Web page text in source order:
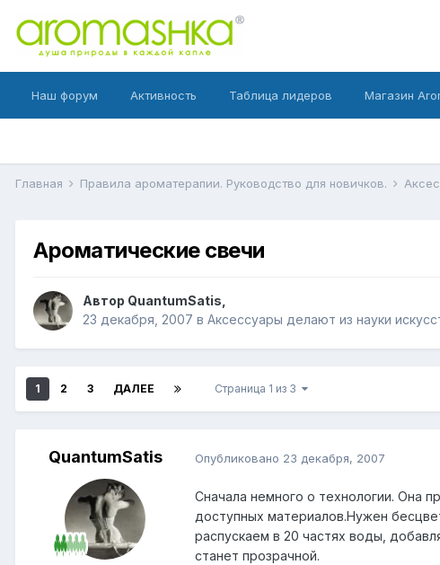
Наш форум Активность Таблица лидеров Магазин
Главная Правила ароматерапии. Руководство для новичков.
Ароматические свечи
Автор QuantumSatis
23 декабря, 2007 в Аксессуары делают из науки
1 2 3 ДАЛЕЕ Страница 1 из 3
QuantumSatis Опубликовано 23 декабря, 2007
Сначала немного о технологии. Она
доступных материалов.Нужен
распускаем в 20 частях воды,
станет прозрачной.